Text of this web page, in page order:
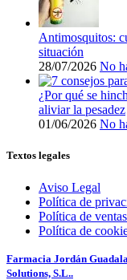
Antimosquitos:
situación
28/07/2026 No
¿Por qué se
aliviar la pesadez
01/06/2026 No
Textos legales
Aviso Legal
Política de
Política de
Política de
Farmacia Jordán
Solutions, S.L..